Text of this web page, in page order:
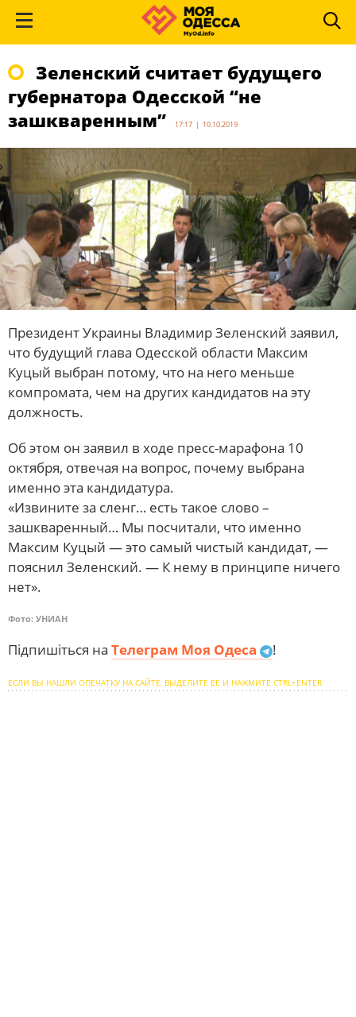
Зеленский считает будущего
губернатора Одесской “не
зашкваренным”
17:17 | 10.10.2019
Президент Украины Владимир Зеленский заявил,
что будущий глава Одесской области Максим
Куцый выбран потому, что на него меньше
компромата, чем на других кандидатов на эту
должность.
Об этом он заявил в ходе пресс-марафона 10
октября, отвечая на вопрос, почему выбрана
именно эта кандидатура.
«Извините за сленг… есть такое слово –
зашкваренный… Мы посчитали, что именно
Максим Куцый — это самый чистый кандидат, —
пояснил Зеленский. — К нему в принципе ничего
нет».
Фото: УНИАН
Підпишіться на Телеграм Моя Одеса !
ЕСЛИ ВЫ НАШЛИ ОПЕЧАТКУ НА САЙТЕ, ВЫДЕЛИТЕ ЕЕ И НАЖМИТЕ CTRL+ENTER